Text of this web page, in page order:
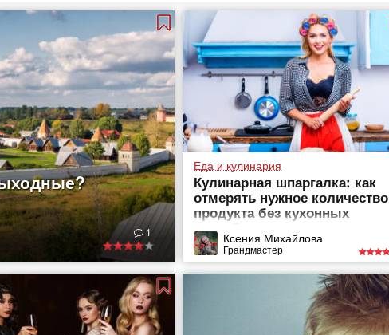
1
Еда и кулинария
Кулинарная шпаргалка: как
отмерять нужное количество
продукта без кухонных
весов?
Ксения Михайлова
Грандмастер